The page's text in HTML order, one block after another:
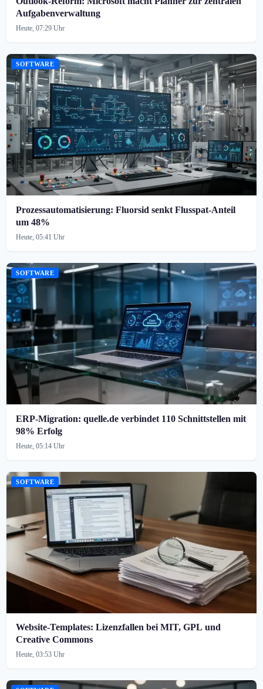
Aufgabenverwaltung
Heute, 07:29 Uhr
SOFTWARE
Prozessautomatisierung: Fluorsid senkt Flusspat-Anteil
um 48%
Heute, 05:41 Uhr
SOFTWARE
ERP-Migration: quelle.de verbindet 110 Schnittstellen mit
98% Erfolg
Heute, 05:14 Uhr
SOFTWARE
Website-Templates: Lizenzfallen bei MIT, GPL und
Creative Commons
Heute, 03:53 Uhr